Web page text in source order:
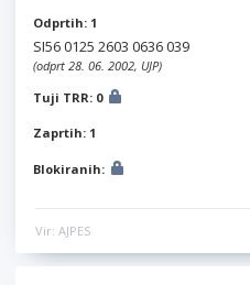
Odprtih: 1
SI56 0125 2603 0636 039
(odprt 28. 06. 2002, UJP)
Tuji TRR: 0
Zaprtih: 1
Blokiranih:
Vir: AJPES